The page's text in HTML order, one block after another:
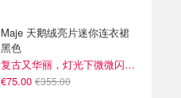
Maje 天鹅绒亮片迷你连衣裙
黑色
复古又华丽，灯光下微微闪光~
€75.00 €355.00